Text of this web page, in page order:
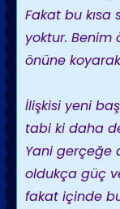
Fakat bu kısa
yoktur. Benim
önüne
İlişkisi yeni
tabi ki daha
Yani gerçeğe
oldukça güç
fakat içinde